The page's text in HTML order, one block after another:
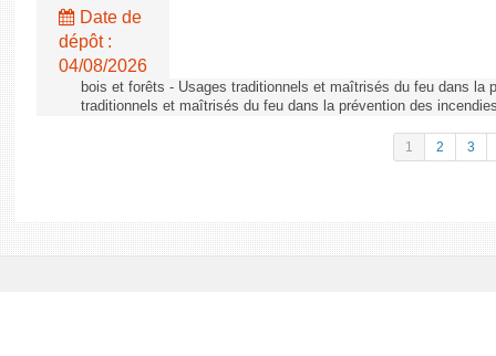
Date de
dépôt :
04/08/2026
bois et forêts - Usages traditionnels et maîtrisés du feu dans la
traditionnels et maîtrisés du feu dans la prévention des
1 2 3